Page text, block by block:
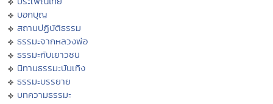
บอกบุญ
สถานปฏิบัติธรรม
ธรรมะจากหลวงพ่อ
ธรรมะกับเยาวชน
นิทานธรรมะบันเทิง
ธรรมะบรรยาย
บทความธรรมะ